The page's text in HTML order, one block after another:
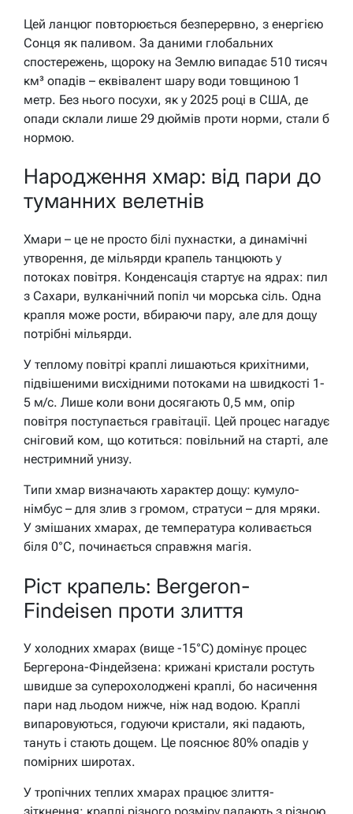
Цей ланцюг повторюється безперервно, з енергією
Сонця як паливом. За даними глобальних
спостережень, щороку на Землю випадає 510 тисяч
км³ опадів – еквівалент шару води товщиною 1
метр. Без нього посухи, як у 2025 році в США, де
опади склали лише 29 дюймів проти норми, стали б
нормою.
Народження хмар: від пари до
туманних велетнів
Хмари – це не просто білі пухнастки, а динамічні
утворення, де мільярди крапель танцюють у
потоках повітря. Конденсація стартує на ядрах: пил
з Сахари, вулканічний попіл чи морська сіль. Одна
крапля може рости, вбираючи пару, але для дощу
потрібні мільярди.
У теплому повітрі краплі лишаються крихітними,
підвішеними висхідними потоками на швидкості 1-
5 м/с. Лише коли вони досягають 0,5 мм, опір
повітря поступається гравітації. Цей процес нагадує
сніговий ком, що котиться: повільний на старті, але
нестримний унизу.
Типи хмар визначають характер дощу: кумуло-
німбус – для злив з громом, стратуси – для мряки.
У змішаних хмарах, де температура коливається
біля 0°C, починається справжня магія.
Ріст крапель: Bergeron-
Findeisen проти злиття
У холодних хмарах (вище -15°C) домінує процес
Бергерона-Фіндейзена: крижані кристали ростуть
швидше за суперохолоджені краплі, бо насичення
пари над льодом нижче, ніж над водою. Краплі
випаровуються, годуючи кристали, які падають,
тануть і стають дощем. Це пояснює 80% опадів у
помірних широтах.
У тропічних теплих хмарах працює злиття-